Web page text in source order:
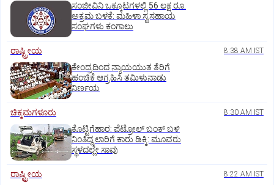
ಸಂಜೀವಿನಿ ಒಕ್ಕೂಟಗಳಲ್ಲಿ 56 ಲಕ್ಷ ರೂ.
ಅಕ್ರಮ ಬಳಕೆ: ಮಹಿಳಾ ಸ್ವಸಹಾಯ
ಸಂಘಗಳು ಕಂಗಾಲು
ರಾಷ್ಟ್ರೀಯ 8:38 AM IST
ಕೇಂದ್ರದಿಂದ ನ್ಯಾಯಯುತ ತೆರಿಗೆ
ಹಂಚಿಕೆ ಆಗ್ರಹಿಸಿ ತಮಿಳುನಾಡು
ನಿರ್ಣಯ
ಚಿಕ್ಕಮಗಳೂರು 8:30 AM IST
ಕೊಟ್ಟಿಗೆಹಾರ: ಪೆಟ್ರೋಲ್ ಬಂಕ್ ಬಳಿ
ನಿಂತಿದ್ದ ಲಾರಿಗೆ ಕಾರು ಡಿಕ್ಕಿ: ಮೂವರು
ಸ್ಥಳದಲ್ಲೇ ಸಾವು
ರಾಷ್ಟ್ರೀಯ 8:22 AM IST